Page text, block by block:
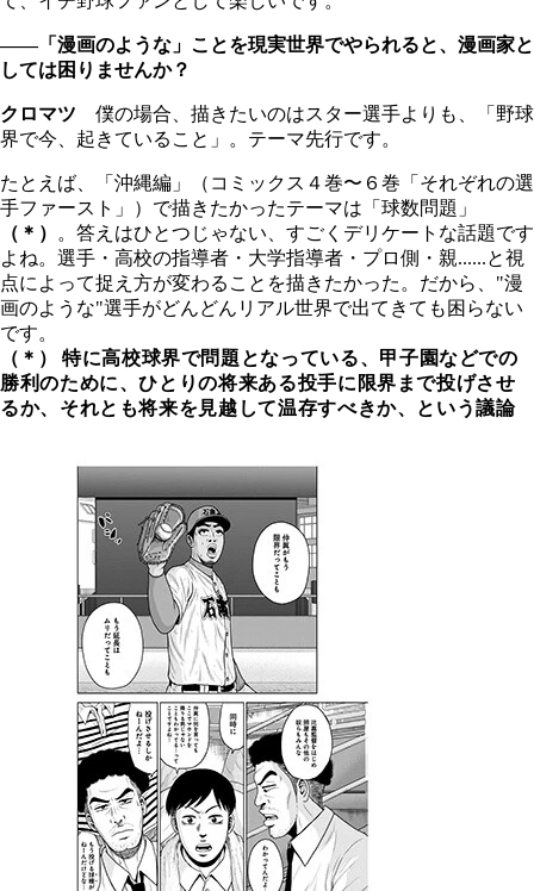
――「漫画のような」ことを現実世界でやられると、漫画家と
しては困りませんか？
クロマツ 僕の場合、描きたいのはスター選手よりも、「野球
界で今、起きていること」。テーマ先行です。
たとえば、「沖縄編」（コミックス４巻〜６巻「それぞれの選
手ファースト」）で描きたかったテーマは「球数問題」
（＊）
。答えはひとつじゃない、すごくデリケートな話題です
よね。選手・高校の指導者・大学指導者・プロ側・親......と視
点によって捉え方が変わることを描きたかった。だから、"漫
画のような"選手がどんどんリアル世界で出てきても困らない
です。
（＊） 特に高校球界で問題となっている、甲子園などでの
勝利のために、ひとりの将来ある投手に限界まで投げさせ
るか、それとも将来を見越して温存すべきか、という議論